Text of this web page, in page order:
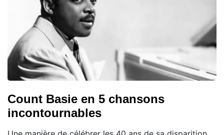
Count Basie en 5 chansons
incontournables